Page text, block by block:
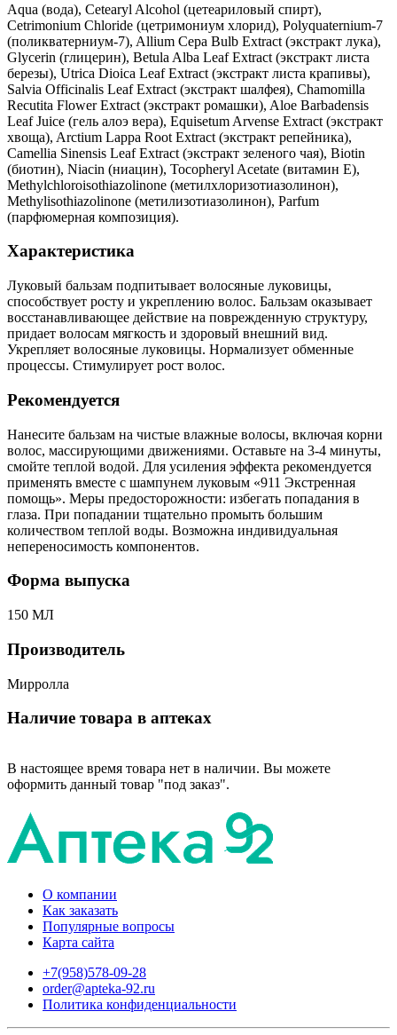
Aqua (вода), Cetearyl Alcohol (цетеариловый спирт),
Cetrimonium Chloride (цетримониум хлорид), Polyquaternium-7
(поликватерниум-7), Allium Cepa Bulb Extract (экстракт лука),
Glycerin (глицерин), Betula Alba Leaf Extract (экстракт листа
березы), Utrica Dioica Leaf Extract (экстракт листа крапивы),
Salvia Officinalis Leaf Extract (экстракт шалфея), Chamomilla
Recutita Flower Extract (экстракт ромашки), Aloe Barbadensis
Leaf Juice (гель алоэ вера), Equisetum Arvense Extract (экстракт
хвоща), Arctium Lappa Root Extract (экстракт репейника),
Camellia Sinensis Leaf Extract (экстракт зеленого чая), Biotin
(биотин), Niacin (ниацин), Tocopheryl Acetate (витамин Е),
Methylchloroisothiazolinone (метилхлоризотиазолинон),
Methylisothiazolinone (метилизотиазолинон), Parfum
(парфюмерная композиция).
Характеристика
Луковый бальзам подпитывает волосяные луковицы,
способствует росту и укреплению волос. Бальзам оказывает
восстанавливающее действие на поврежденную структуру,
придает волосам мягкость и здоровый внешний вид.
Укрепляет волосяные луковицы. Нормализует обменные
процессы. Стимулирует рост волос.
Рекомендуется
Нанесите бальзам на чистые влажные волосы, включая корни
волос, массирующими движениями. Оставьте на 3-4 минуты,
смойте теплой водой. Для усиления эффекта рекомендуется
применять вместе с шампунем луковым «911 Экстренная
помощь». Меры предосторожности: избегать попадания в
глаза. При попадании тщательно промыть большим
количеством теплой воды. Возможна индивидуальная
непереносимость компонентов.
Форма выпуска
150 МЛ
Производитель
Мирролла
Наличие товара в аптеках
В настоящее время товара нет в наличии. Вы можете
оформить данный товар "под заказ".
О компании
Как заказать
Популярные вопросы
Карта сайта
+7(958)578-09-28
order@apteka-92.ru
Политика конфиденциальности